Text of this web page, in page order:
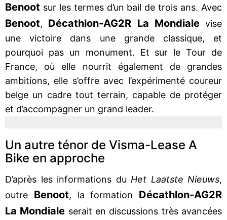
Benoot sur les termes d’un bail de trois ans. Avec
Benoot, Décathlon-AG2R La Mondialevise
une victoire dans une grande classique, et
pourquoi pas un monument. Et sur le Tour de
France, où elle nourrit également de grandes
ambitions, elle s’offre avec l’expérimenté coureur
belge un cadre tout terrain, capable de protéger
et d’accompagner un grand leader.
Un autre ténor de Visma-Lease A
Bike en approche
D’après les informations du Het Laatste Nieuws,
outre Benoot, la formation Décathlon-AG2R
La Mondiale serait en discussions très avancées